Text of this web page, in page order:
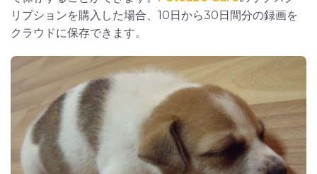
リプションを購入した場合、10日から30日間分の録画を
クラウドに保存できます。